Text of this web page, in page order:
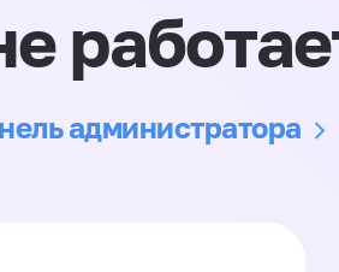
администратора